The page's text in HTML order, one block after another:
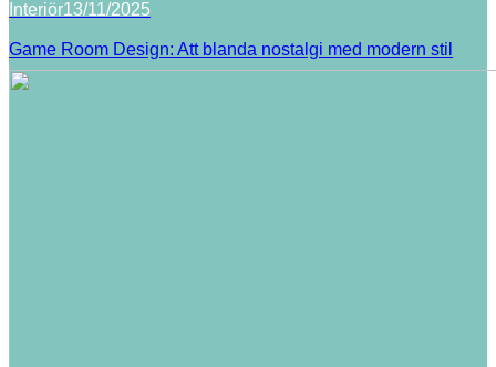
Interiör13/11/2025
Game Room Design: Att blanda nostalgi med modern stil